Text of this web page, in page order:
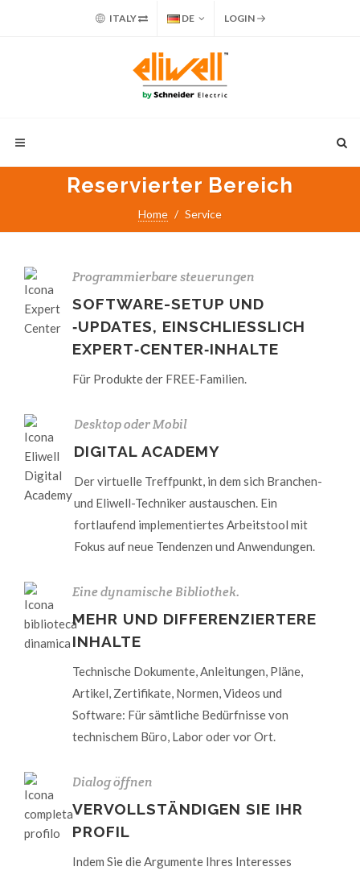
ITALY DE LOGIN
Reservierter Bereich
Home Service
Programmierbare steuerungen
SOFTWARE-SETUP UND
‑UPDATES, EINSCHLIESSLICH
EXPERT‑CENTER‑INHALTE
Für Produkte der FREE‑Familien.
Desktop oder Mobil
DIGITAL ACADEMY
Der virtuelle Treffpunkt, in dem sich Branchen-
und Eliwell-Techniker austauschen. Ein
fortlaufend implementiertes Arbeitstool mit
Fokus auf neue Tendenzen und Anwendungen.
Eine dynamische Bibliothek.
MEHR UND DIFFERENZIERTERE
INHALTE
Technische Dokumente, Anleitungen, Pläne,
Artikel, Zertifikate, Normen, Videos und
Software: Für sämtliche Bedürfnisse von
technischem Büro, Labor oder vor Ort.
Dialog öffnen
VERVOLLSTÄNDIGEN SIE IHR
PROFIL
Indem Sie die Argumente Ihres Interesses